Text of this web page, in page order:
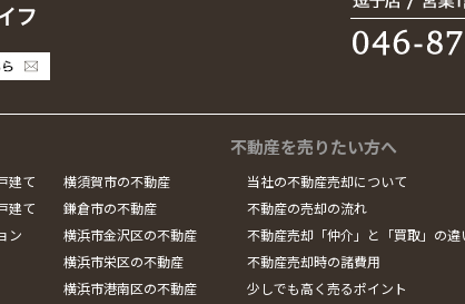
建て
建て
ン
横須賀市の不動産
鎌倉市の不動産
横浜市金沢区の不動産
横浜市栄区の不動産
横浜市港南区の不動産
不動産を売りたい方へ
当社の不動産売却について
不動産の売却の流れ
不動産売却「仲介」と「買取」の違
不動産売却時の諸費用
少しでも高く売るポイント